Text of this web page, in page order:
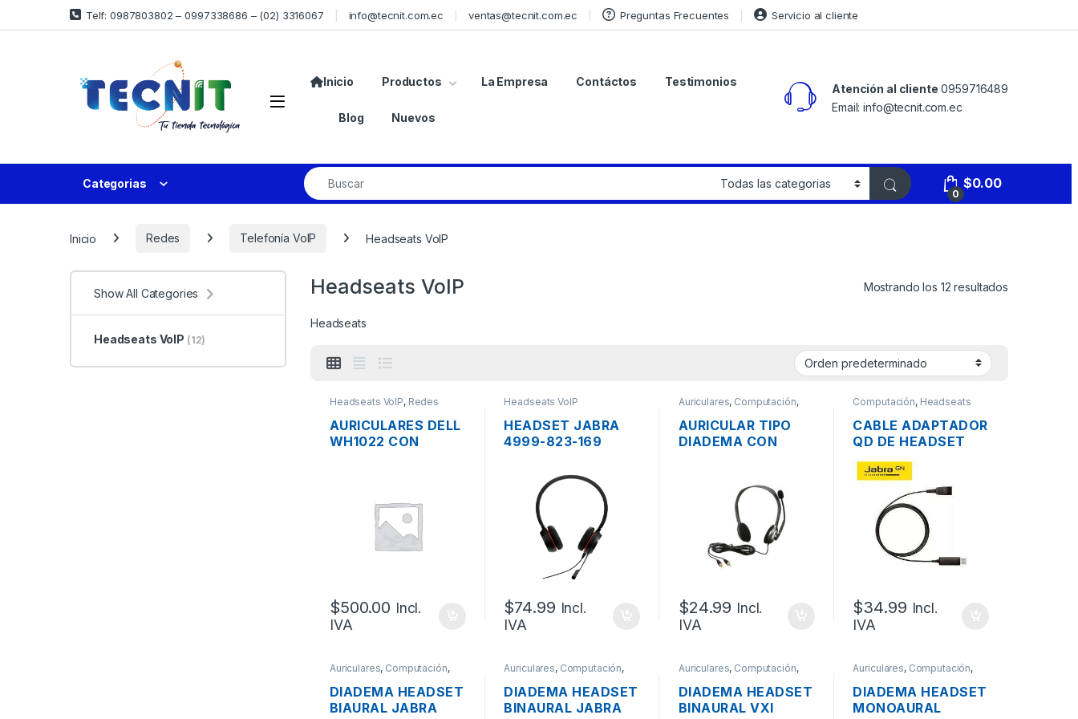
Telf: 0987803802 – 0997338686 – (02) 3316067 info@tecnit.com.ec ventas@tecnit.com.ec Preguntas Frecuentes Servicio al cliente
Inicio Productos La Empresa Contáctos Testimonios
Blog Nuevos
Atención al cliente 0959716489
Email: info@tecnit.com.ec
Categorias
0
$0.00
Inicio Redes Telefonía VoIP Headseats VoIP
Headseats VoIP Mostrando los 12 resultados
Headseats
Headseats VoIP, Redes
AURICULARES DELL
WH1022 CON
$500.00 Incl.
IVA
Headseats VoIP
HEADSET JABRA
4999-823-169
USB/USB-C NEGRO
$74.99 Incl.
IVA
Auriculares, Computación,
Telefonía
VoIP
AURICULAR TIPO
DIADEMA CON
PLUG 3.5MM
$24.99 Incl.
IVA
Computación, Headseats
, Telefonía VoIP
CABLE ADAPTADOR
QD DE HEADSET
JABRA 230-09 USB
2.0 PARA
TELÉFONOS IP
$34.99 Incl.
IVA
Auriculares, Computación,
Telefonía
VoIP
DIADEMA HEADSET
BIAURAL JABRA
Auriculares, Computación,
,Telefonía
VoIP
DIADEMA HEADSET
BINAURAL JABRA
Auriculares, Computación,
Telefonía
VoIP
DIADEMA HEADSET
BINAURAL VXI
Auriculares, Computación,
,Telefonía
VoIP
DIADEMA HEADSET
MONOAURAL
Show All Categories
Headseats VoIP (12)